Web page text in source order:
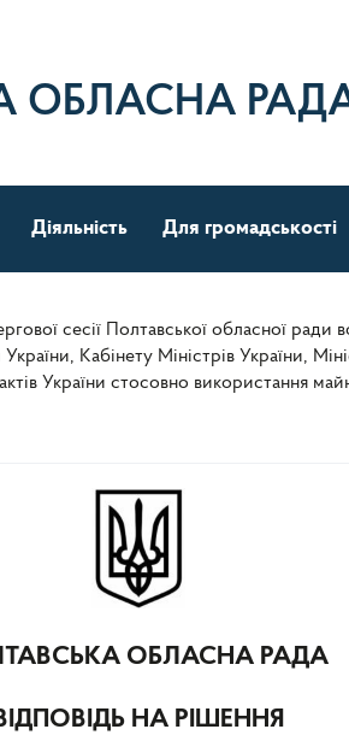
ОБЛАСНА
Діяльність Для громадськості
сесії Полтавської обласної
Кабінету Міністрів України,
України стосовно використання
ОБЛАСНА РАДА
НА РІШЕННЯ